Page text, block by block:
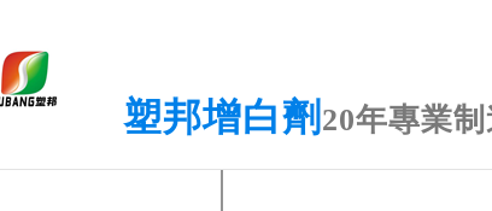
塑邦增白劑 20年專業